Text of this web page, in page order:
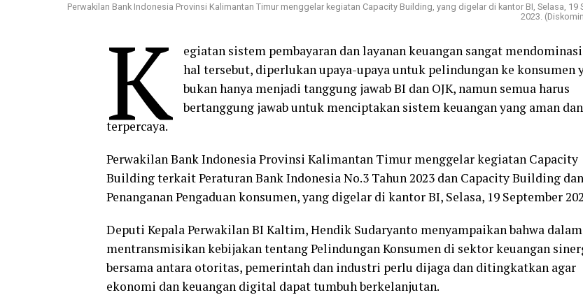
Perwakilan Bank Indonesia Provinsi Kalimantan Timur menggelar kegiatan Capacity Building, yang digelar di kantor BI, Selasa, 19
2023.
K
egiatan sistem pembayaran dan layanan keuangan sangat
hal tersebut, diperlukan upaya-upaya untuk pelindungan ke konsumen
bukan hanya menjadi tanggung jawab BI dan OJK, namun semua harus
bertanggung jawab untuk menciptakan sistem keuangan yang aman dan
terpercaya.
Perwakilan Bank Indonesia Provinsi Kalimantan Timur menggelar kegiatan Capacity
Building terkait Peraturan Bank Indonesia No.3 Tahun 2023 dan Capacity Building dan
Penanganan Pengaduan konsumen, yang digelar di kantor BI, Selasa, 19 September
Deputi Kepala Perwakilan BI Kaltim, Hendik Sudaryanto menyampaikan bahwa
mentransmisikan kebijakan tentang Pelindungan Konsumen di sektor keuangan
bersama antara otoritas, pemerintah dan industri perlu dijaga dan ditingkatkan agar
ekonomi dan keuangan digital dapat tumbuh berkelanjutan.